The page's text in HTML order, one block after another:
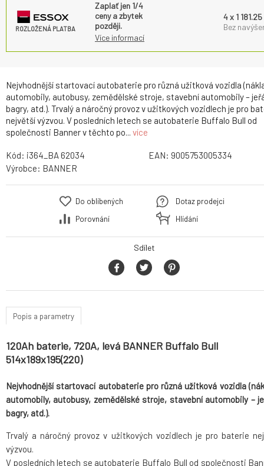
Nejvhodnější startovací autobaterie pro různá užitková vozidla
automobily, autobusy, zemědělské stroje, stavební automobily –
bagry, atd.). Trvalý a náročný provoz v užitkových vozidlech je pro
největší výzvou. V posledních letech se autobaterie Buffalo Bull od
společnosti Banner v těchto po... více
ROZLOŽENÁ PLATBA
Zaplať jen 1/4
ceny a zbytek
později.
Více informací
4 x 1
Bez
Kód: i364_BA 62034 EAN: 9005753005334
Výrobce: BANNER
Do oblíbených
Porovnání
Dotaz prodejci
Hlídání
Sdílet
Popis a parametry
120Ah baterie, 720A, levá BANNER Buffalo Bull
514x189x195(220)
Nejvhodnější startovací autobaterie pro různá užitková vozidla
automobily, autobusy, zemědělské stroje, stavební automobily –
bagry, atd.).
Trvalý a náročný provoz v užitkových vozidlech je pro baterie
výzvou.
V posledních letech se autobaterie Buffalo Bull od společnosti